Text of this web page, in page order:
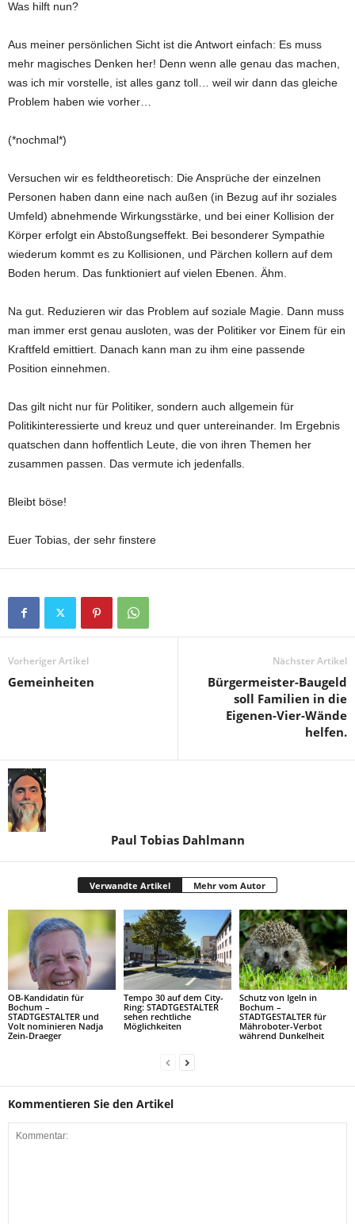
Was hilft nun?
Aus meiner persönlichen Sicht ist die Antwort einfach: Es muss
mehr magisches Denken her! Denn wenn alle genau das machen,
was ich mir vorstelle, ist alles ganz toll… weil wir dann das gleiche
Problem haben wie vorher…
(*nochmal*)
Versuchen wir es feldtheoretisch: Die Ansprüche der einzelnen
Personen haben dann eine nach außen (in Bezug auf ihr soziales
Umfeld) abnehmende Wirkungsstärke, und bei einer Kollision der
Körper erfolgt ein Abstoßungseffekt. Bei besonderer Sympathie
wiederum kommt es zu Kollisionen, und Pärchen kollern auf dem
Boden herum. Das funktioniert auf vielen Ebenen. Ähm.
Na gut. Reduzieren wir das Problem auf soziale Magie. Dann muss
man immer erst genau ausloten, was der Politiker vor Einem für ein
Kraftfeld emittiert. Danach kann man zu ihm eine passende
Position einnehmen.
Das gilt nicht nur für Politiker, sondern auch allgemein für
Politikinteressierte und kreuz und quer untereinander. Im Ergebnis
quatschen dann hoffentlich Leute, die von ihren Themen her
zusammen passen. Das vermute ich jedenfalls.
Bleibt böse!
Euer Tobias, der sehr finstere
Vorheriger Artikel
Gemeinheiten
Nächster Artikel
Bürgermeister-Baugeld
soll Familien in die
Eigenen-Vier-Wände
helfen.
Paul Tobias Dahlmann
Verwandte Artikel Mehr vom Autor
OB-Kandidatin für
Bochum –
STADTGESTALTER und
Volt nominieren Nadja
Zein-Draeger
Tempo 30 auf dem City-
Ring: STADTGESTALTER
sehen rechtliche
Möglichkeiten
Schutz von Igeln in
Bochum –
STADTGESTALTER für
Mähroboter-Verbot
während Dunkelheit
Kommentieren Sie den Artikel